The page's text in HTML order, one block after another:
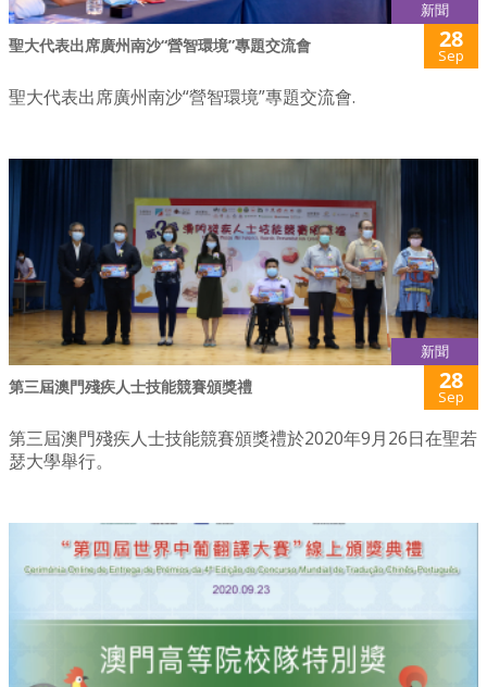
新聞
聖大代表出席廣州南沙“營智環境”專題交流會 28
Sep
聖大代表出席廣州南沙“營智環境”專題交流會.
新聞
第三屆澳門殘疾人士技能競賽頒獎禮 28
Sep
第三屆澳門殘疾人士技能競賽頒獎禮於2020年9月26日在聖若
瑟大學舉行。